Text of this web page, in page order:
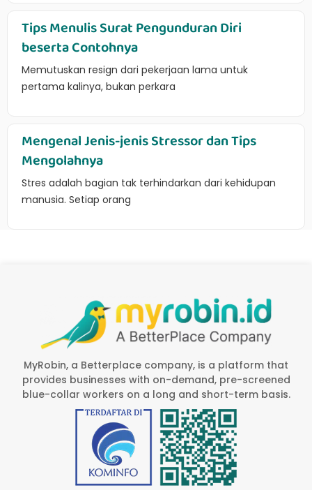
Tips Menulis Surat Pengunduran Diri
beserta Contohnya
Memutuskan resign dari pekerjaan lama untuk
pertama kalinya, bukan perkara
Mengenal Jenis-jenis Stressor dan Tips
Mengolahnya
Stres adalah bagian tak terhindarkan dari kehidupan
manusia. Setiap orang
MyRobin, a Betterplace company, is a platform that
provides businesses with on-demand, pre-screened
blue-collar workers on a long and short-term basis.